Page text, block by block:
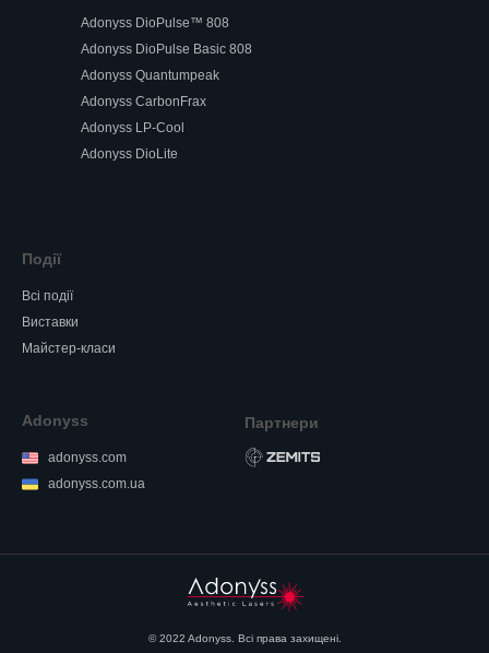
adonyss.com
adonyss.com.ua
Adonyss
Всі події
Виставки
Майстер-класи
Події
Партнери
Adonyss DioPulse™ 808
Adonyss DioPulse Basic 808
Adonyss Quantumpeak
Adonyss CarbonFrax
Adonyss LP-Cool
Adonyss DioLite
© 2022 Adonyss. Всі права захищені.